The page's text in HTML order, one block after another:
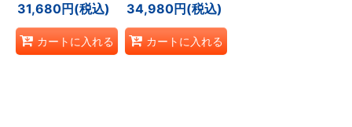
31,680円 (税込)
カートに入れる
34,980円 (税込)
カートに入れる